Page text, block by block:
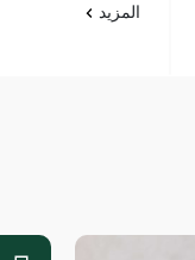
المزيد